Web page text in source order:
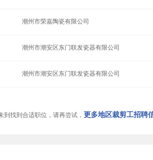
潮州市荣嘉陶瓷有限公司
潮州市潮安区东门联发瓷器有限公司
潮州市潮安区东门联发瓷器有限公司
到找到合适职位，请再尝试， 更多地区裁剪工招聘